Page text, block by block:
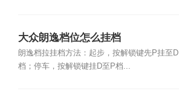
大众朗逸档位怎么挂档
朗逸档拉挂档方法：起步，按解锁键先P挂至D
档；停车，按解锁键挂D至P档...